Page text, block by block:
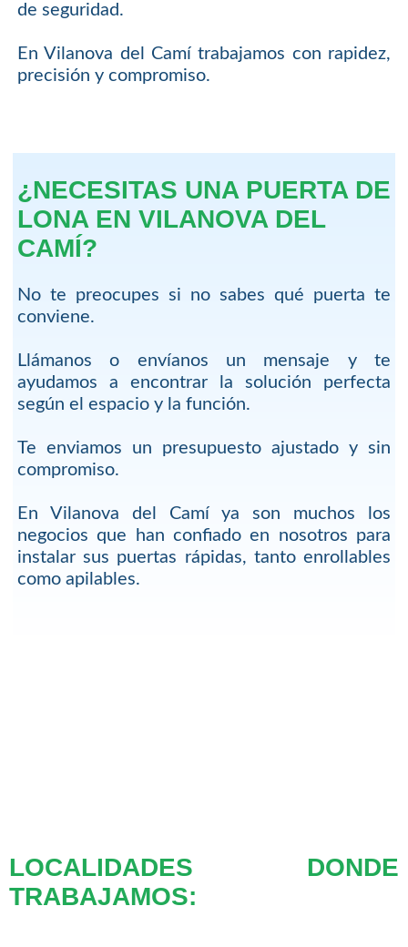
de seguridad.
En Vilanova del Camí trabajamos con rapidez,
precisión y compromiso.
¿NECESITAS UNA PUERTA DE
LONA EN VILANOVA DEL
CAMÍ?
No te preocupes si no sabes qué puerta te
conviene.
Llámanos o envíanos un mensaje y te
ayudamos a encontrar la solución perfecta
según el espacio y la función.
Te enviamos un presupuesto ajustado y sin
compromiso.
En Vilanova del Camí ya son muchos los
negocios que han confiado en nosotros para
instalar sus puertas rápidas, tanto enrollables
como apilables.
LOCALIDADES DONDE
TRABAJAMOS: